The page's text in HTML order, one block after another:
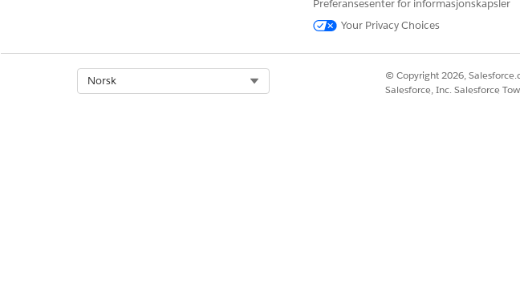
Installer Education Intelligence for å få tilgang til
Viktige ytelsesindikatorer for studentsuksess gir rådgivere
engasjement. Bruk disse indikatorene til å måle
Preferansesenter for informasjonskapsler
Your Privacy Choices
Norsk
© Copyright 2026,
Salesforce, Inc. Salesforce